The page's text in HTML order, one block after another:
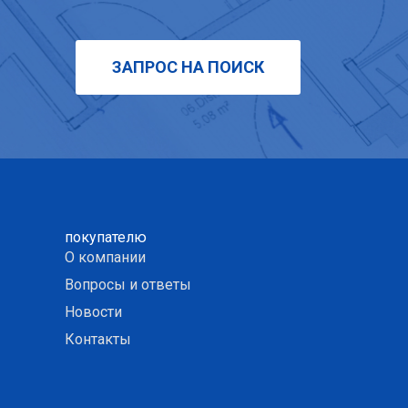
ЗАПРОС НА ПОИСК
покупателю
О компании
Вопросы и ответы
Новости
Контакты